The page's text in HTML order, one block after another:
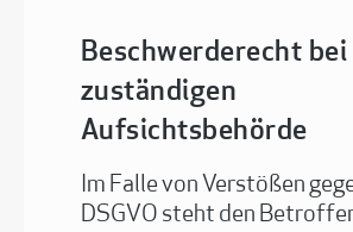
Beschwerderecht bei
zuständigen
Aufsichtsbehörde
Im Falle von Verstößen
DSGVO steht den